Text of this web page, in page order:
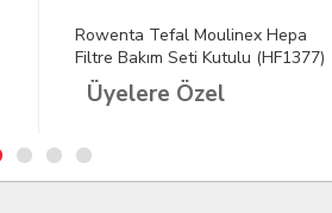
Rowenta Tefal Moulinex Hepa
Filtre Bakım Seti Kutulu (HF1377)
Üyelere Özel